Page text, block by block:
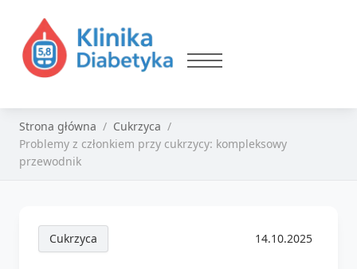
Strona główna
Cukrzyca
Problemy z członkiem przy cukrzycy: kompleksowy
przewodnik
Cukrzyca 14.10.2025